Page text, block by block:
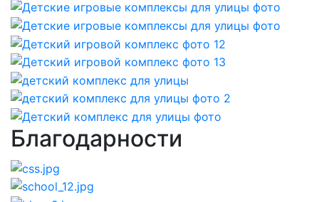
Благодарности